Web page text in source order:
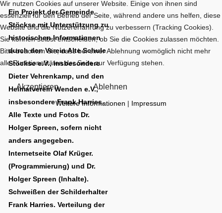
Ein Projekt der Gemeinde
Stöckse mit Unterstützung zu
historischen Informationen
durch den Verein Alte Schule
Stöckse e.V., insbesondere
Dieter Vehrenkamp, und den
Heimatverein Wenden e.V.,
insbesondere Frank Harries.
Alle Texte und Fotos Dr.
Holger Spreen, sofern nicht
anders angegeben.
Internetseite Olaf Krüger.
(Programmierung) und Dr.
Holger Spreen (Inhalte).
Schweißen der Schilderhalter
Frank Harries. Verteilung der
Wir nutzen Cookies auf unserer Website. Einige von ihnen sind
essenziell für den Betrieb der Seite, während andere uns helfen, diese
Website und die Nutzererfahrung zu verbessern (Tracking Cookies).
Sie können selbst entscheiden, ob Sie die Cookies zulassen möchten.
Bitte beachten Sie, dass bei einer Ablehnung womöglich nicht mehr
alle Funktionalitäten der Seite zur Verfügung stehen.
Akzeptieren Ablehnen
Weitere Informationen | Impressum